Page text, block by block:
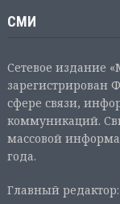
СМИ
Сетевое издание
зарегистрирован
сфере связи,
коммуникаций.
массовой
года.
Главный редактор: